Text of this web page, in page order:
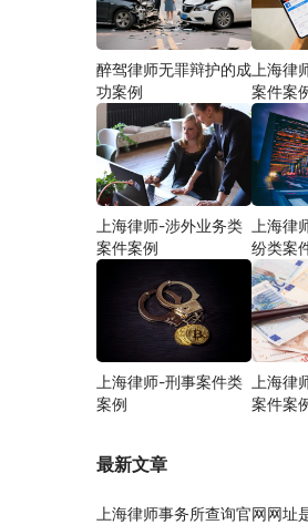
醉驾律师无罪辩护的成
功案例
上海律
案件案
上海律师-涉外业务类
案件案例
上海律
纷类案
上海律师-刑事案件类
案例
上海律
案件案
最新文章
上海律师事务所查询官网网址